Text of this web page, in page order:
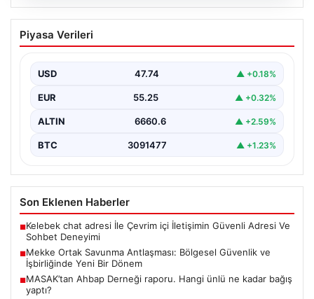
06.08.2026
MASAK’tan Ahbap Derneği raporu.
Hangi ünlü ne kadar bağış yaptı?
Bağışları ve Paranın Akibeti", "content": "Son dönemde
kamuoyunun…
Piyasa Verileri
USD 47.74 ▲ +0.18%
EUR 55.25 ▲ +0.32%
ALTIN 6660.6 ▲ +2.59%
BTC 3091477 ▲ +1.23%
Son Eklenen Haberler
■Kelebek chat adresi İle Çevrim içi İletişimin Güvenli Adresi Ve
Sohbet Deneyimi
■Mekke Ortak Savunma Antlaşması: Bölgesel Güvenlik ve
İşbirliğinde Yeni Bir Dönem
■MASAK’tan Ahbap Derneği raporu. Hangi ünlü ne kadar bağış
yaptı?